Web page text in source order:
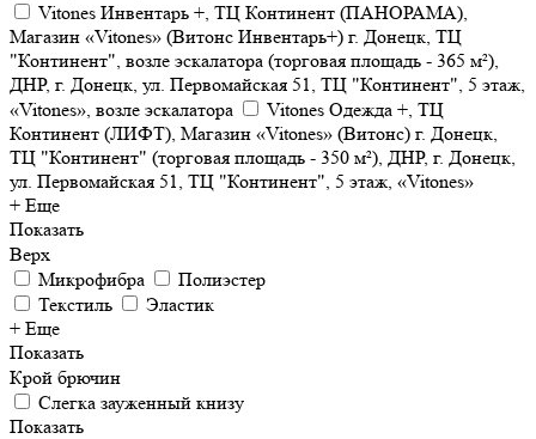
Vitones Инвентарь +, ТЦ Континент (ПАНОРАМА),
Магазин «Vitones» (Витонс Инвентарь+) г. Донецк, ТЦ
"Континент", возле эскалатора (торговая площадь - 365 м²),
ДНР, г. Донецк, ул. Первомайская 51, ТЦ "Континент", 5 этаж,
«Vitones», возле эскалатора
Vitones Одежда +, ТЦ
Континент (ЛИФТ), Магазин «Vitones» (Витонс) г. Донецк,
ТЦ "Континент" (торговая площадь - 350 м²), ДНР, г. Донецк,
ул. Первомайская 51, ТЦ "Континент", 5 этаж, «Vitones»
+ Еще
Показать
Верх
Микрофибра
Полиэстер
Текстиль
Эластик
+ Еще
Показать
Крой брючин
Слегка зауженный книзу
Показать